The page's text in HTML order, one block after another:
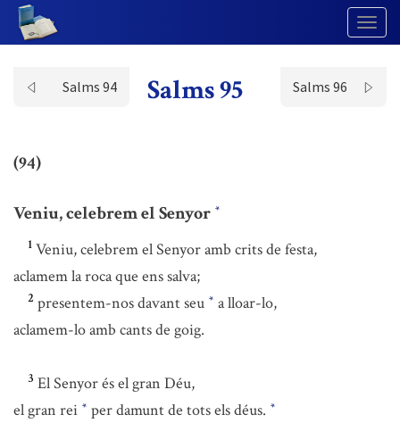
Salms 94 Salms 95 Salms 96
(94)
Veniu, celebrem el Senyor *
1 Veniu, celebrem el Senyor amb crits de festa,
aclamem la roca que ens salva;
2 presentem-nos davant seu * a lloar-lo,
aclamem-lo amb cants de goig.
3 El Senyor és el gran Déu,
el gran rei * per damunt de tots els déus. *